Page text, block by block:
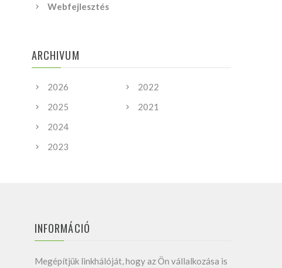
Webfejlesztés
ARCHIVUM
2026
2025
2024
2023
2022
2021
INFORMÁCIÓ
Megépítjük linkhálóját, hogy az Ön vállalkozása is